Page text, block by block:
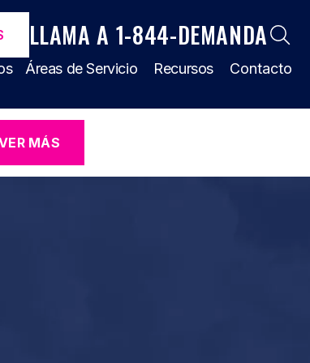
LLAMA A 1-844-DEMANDA
Áreas de Servicio Recursos Contacto
MÁS